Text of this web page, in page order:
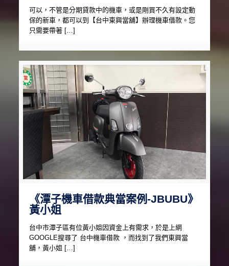
可以，不管是分期貸款中的機車，或是剛買不久有設定動
保的新車，都可以到【台中東興當舖】辦理機車借款。您
只需要帶著 […]
《潭子機車借款典當案例-JBUBU》
黃小姐
台中市潭子區有位黃小姐因資金上有需求，於是上網
GOOGLE搜尋了 台中機車借款 ，而找到了我們東興當
舖，黃小姐 […]